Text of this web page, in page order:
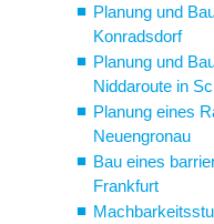
Planung und
Konradsdorf
Planung und
Niddaroute in
Planung eines
Neuengronau
Bau eines
Frankfurt